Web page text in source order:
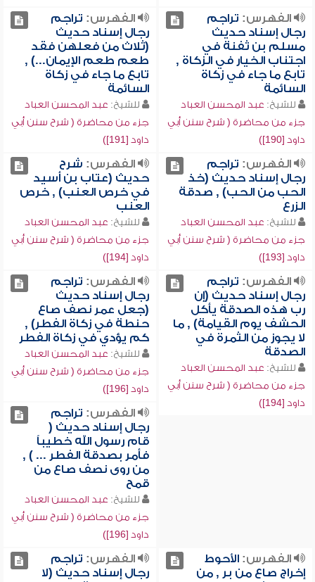
الفهرس: تراجم
رجال إسناد حديث
مسلم بن ثفنة في
اجتناب الخيار في الزكاة ,
تابع ما جاء في زكاة
السائمة
للشيخ: عبد المحسن العباد
جزء من محاضرة ( شرح سنن أبي
داود [190])
الفهرس: تراجم
رجال إسناد حديث
(ثلاث من فعلهن فقد
طعم طعم الإيمان...) ,
تابع ما جاء في زكاة
السائمة
للشيخ: عبد المحسن العباد
جزء من محاضرة ( شرح سنن أبي
داود [191])
الفهرس: تراجم
رجال إسناد حديث (خذ
الحب من الحب) , صدقة
الزرع
للشيخ: عبد المحسن العباد
جزء من محاضرة ( شرح سنن أبي
داود [193])
الفهرس: شرح
حديث (عتاب بن أسيد
في خرص العنب) , خرص
العنب
للشيخ: عبد المحسن العباد
جزء من محاضرة ( شرح سنن أبي
داود [194])
الفهرس: تراجم
رجال إسناد حديث (إن
رب هذه الصدقة يأكل
الحشف يوم القيامة) , ما
لا يجوز من الثمرة في
الصدقة
للشيخ: عبد المحسن العباد
جزء من محاضرة ( شرح سنن أبي
داود [194])
الفهرس: تراجم
رجال إسناد حديث
(جعل عمر نصف صاع
حنطة في زكاة الفطر) ,
كم يؤدي في زكاة الفطر
للشيخ: عبد المحسن العباد
جزء من محاضرة ( شرح سنن أبي
داود [196])
الفهرس: تراجم
رجال إسناد حديث (
قام رسول الله خطيباً
فأمر بصدقة الفطر ... ) ,
من روى نصف صاع من
قمح
للشيخ: عبد المحسن العباد
جزء من محاضرة ( شرح سنن أبي
داود [196])
الفهرس:الأحوط
إخراج صاع من بر , من
الفهرس: تراجم
رجال إسناد حديث (لا